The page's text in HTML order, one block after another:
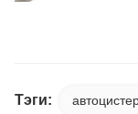
Тэги: